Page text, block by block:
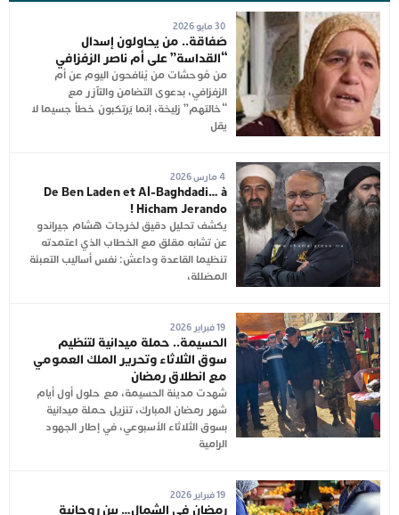
30 مايو 2026
صَفاقة.. من يحاولون إسدال
“القداسة” على أم ناصر الزفزافي
من مُوحشات من يُنافحون اليوم عن أم
الزفزافي، بدعوى التضامن والتآزر مع
“خالتهم” زليخة، إنما يَرتكبون خطأ جسيما لا
يقل
4 مارس 2026
De Ben Laden et Al-Baghdadi… à
Hicham Jerando !
يكشف تحليل دقيق لخرجات هشام جيراندو
عن تشابه مقلق مع الخطاب الذي اعتمدته
تنظيما القاعدة وداعش: نفس أساليب التعبئة
المضللة،
19 فبراير 2026
الحسيمة.. حملة ميدانية لتنظيم
سوق الثلاثاء وتحرير الملك العمومي
مع انطلاق رمضان
شهدت مدينة الحسيمة، مع حلول أول أيام
شهر رمضان المبارك، تنزيل حملة ميدانية
بسوق الثلاثاء الأسبوعي، في إطار الجهود
الرامية
19 فبراير 2026
رمضان في الشمال… بين روحانية